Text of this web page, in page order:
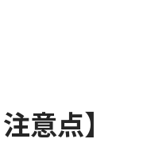
意点】